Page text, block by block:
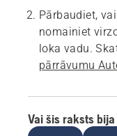
Pārbaudiet,
nomainiet
loka vadu.
pārrāvumu
Vai šis raksts